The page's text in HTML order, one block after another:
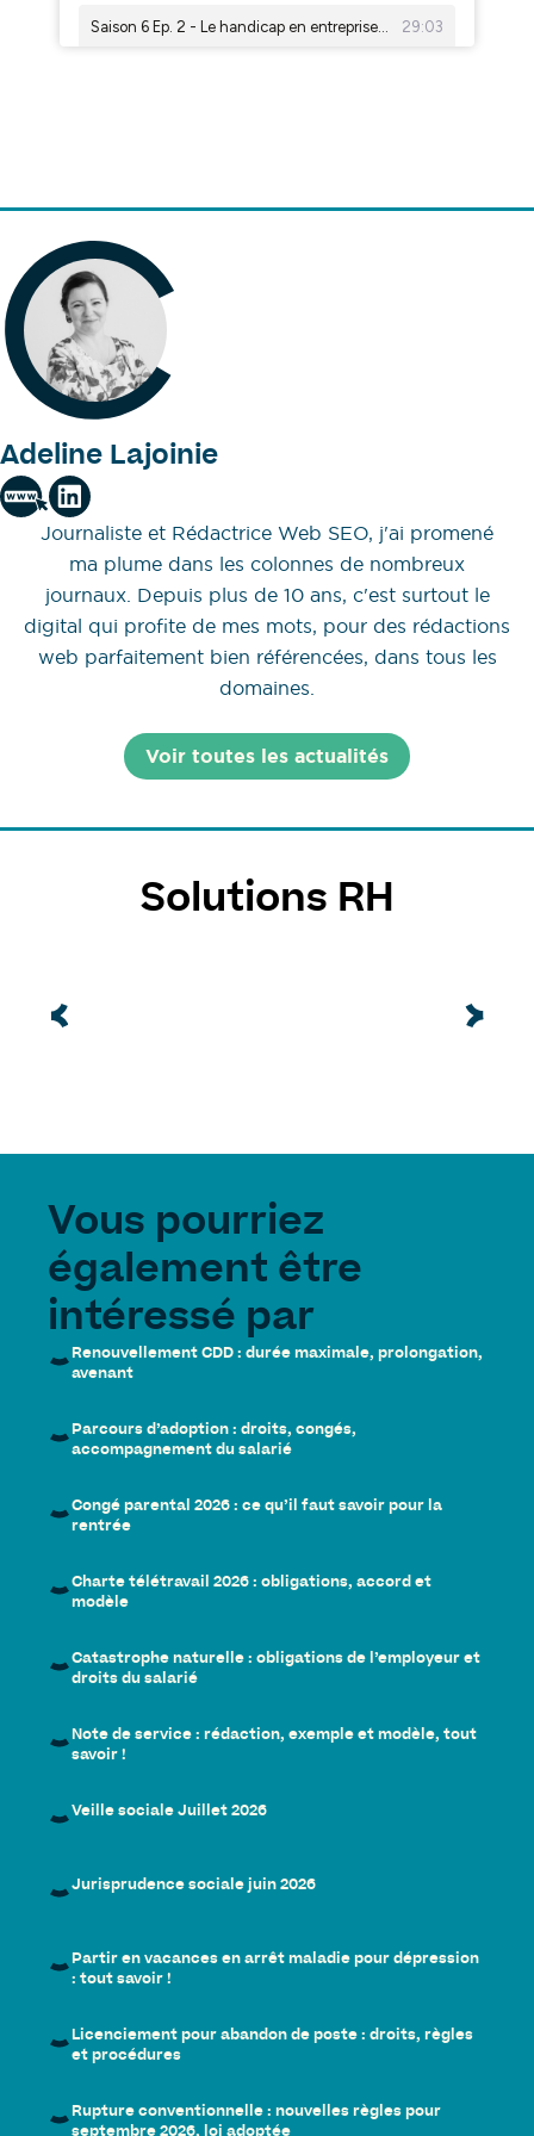
Adeline Lajoinie
Journaliste et Rédactrice Web SEO, j'ai promené
ma plume dans les colonnes de nombreux
journaux. Depuis plus de 10 ans, c'est surtout le
digital qui profite de mes mots, pour des rédactions
web parfaitement bien référencées, dans tous les
domaines.
Voir toutes les actualités
Solutions RH
Vous pourriez
également être
intéressé par
Renouvellement CDD : durée maximale, prolongation,
avenant
Parcours d’adoption : droits, congés,
accompagnement du salarié
Congé parental 2026 : ce qu’il faut savoir pour la
rentrée
Charte télétravail 2026 : obligations, accord et
modèle
Catastrophe naturelle : obligations de l’employeur et
droits du salarié
Note de service : rédaction, exemple et modèle, tout
savoir !
Veille sociale Juillet 2026
Jurisprudence sociale juin 2026
Partir en vacances en arrêt maladie pour dépression
: tout savoir !
Licenciement pour abandon de poste : droits, règles
et procédures
Rupture conventionnelle : nouvelles règles pour
septembre 2026, loi adoptée